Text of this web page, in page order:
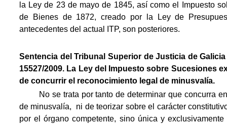
la Ley de 23 de mayo de 1845, así como el Impuesto
de Bienes de 1872, creado por la Ley de
antecedentes del actual ITP, son posteriores.
Sentencia del Tribunal Superior de Justicia de
15527/2009. La Ley del Impuesto sobre Sucesiones
de concurrir el reconocimiento legal de minusvalía.
No se trata por tanto de determinar que concurra
de minusvalía, ni de teorizar sobre el carácter
por el órgano competente, sino única y